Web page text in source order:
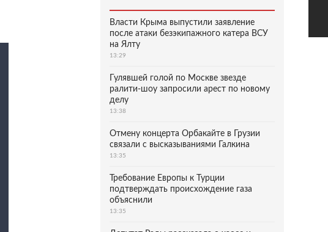
Власти Крыма выпустили заявление
после атаки безэкипажного катера ВСУ
на Ялту
13:29
Гулявшей голой по Москве звезде
ралити-шоу запросили арест по новому
делу
13:38
Отмену концерта Орбакайте в Грузии
связали с высказываниями Галкина
13:35
Требование Европы к Турции
подтверждать происхождение газа
объяснили
13:35